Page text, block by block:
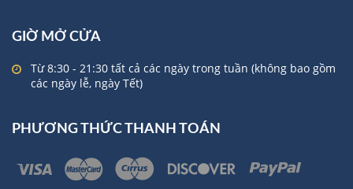
GIỜ MỞ CỬA
Từ 8:30 - 21:30 tất cả các ngày trong tuần (không bao gồm
các ngày lễ, ngày Tết)
PHƯƠNG THỨC THANH TOÁN